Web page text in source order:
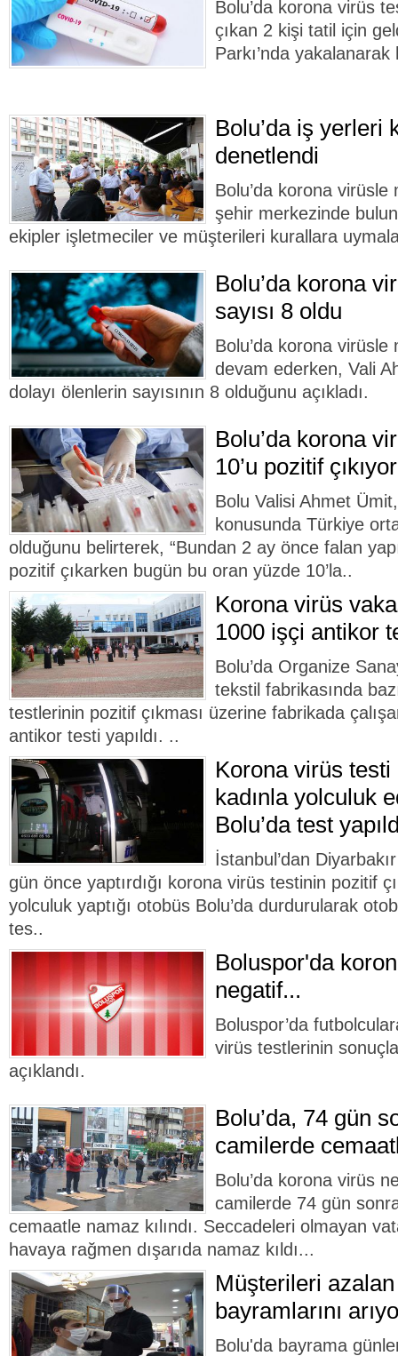
Bolu’da korona virüs
çıkan 2 kişi tatil için
Parkı’nda
Bolu’da iş yerleri
denetlendi
Bolu’da korona virüsle
şehir merkezinde
ekipler işletmeciler ve müşterileri kurallara
Bolu’da korona
sayısı 8 oldu
Bolu’da korona
devam ederken, Vali
dolayı ölenlerin sayısının 8 olduğunu açıkladı.
Bolu’da korona
10’u pozitif çıkıyor
Bolu Valisi Ahmet
konusunda Türkiye
olduğunu belirterek, “Bundan 2 ay önce falan
pozitif çıkarken bugün bu oran yüzde 10’la..
Korona virüs
1000 işçi antikor
Bolu’da Organize
tekstil fabrikasında
testlerinin pozitif çıkması üzerine fabrikada
antikor testi yapıldı. ..
Korona virüs testi
kadınla yolculuk
Bolu’da test
İstanbul’dan
gün önce yaptırdığı korona virüs testinin pozitif
yolculuk yaptığı otobüs Bolu’da durdurularak
tes..
Boluspor'da
negatif...
Boluspor’da
virüs testlerinin
açıklandı.
Bolu’da, 74 gün
camilerde
Bolu’da korona virüs
camilerde 74 gün
cemaatle namaz kılındı. Seccadeleri olmayan
havaya rağmen dışarıda namaz kıldı...
Müşterileri
bayramlarını
Bolu'da bayrama